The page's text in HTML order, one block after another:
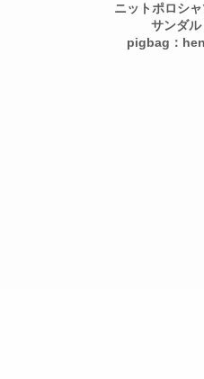
ニットポロシ
サンダ
pigbag：